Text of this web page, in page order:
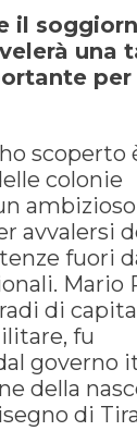
il
una
per
scoperto
colonie
ambizioso
avvalersi
fuori
Mario
di
fu
governo
della
di